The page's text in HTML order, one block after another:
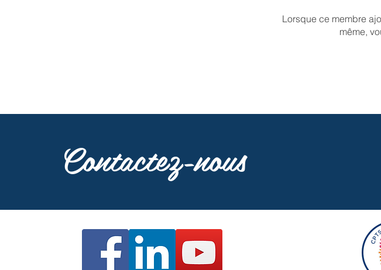
Lorsque ce membre
même,
Contactez-nous